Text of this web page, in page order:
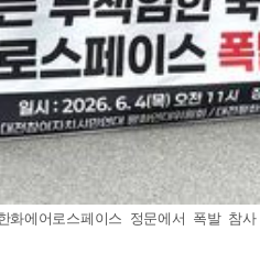
에어로스페이스 정문에서 폭발